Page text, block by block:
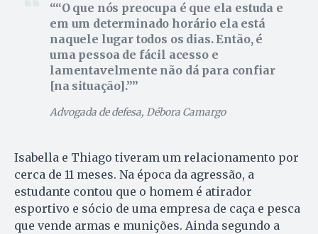
“O que nós preocupa é que ela estuda e
em um determinado horário ela está
naquele lugar todos os dias. Então, é
uma pessoa de fácil acesso e
lamentavelmente não dá para confiar
[na situação].”
Advogada de defesa, Débora Camargo
Isabella e Thiago tiveram um relacionamento por
cerca de 11 meses. Na época da agressão, a
estudante contou que o homem é atirador
esportivo e sócio de uma empresa de caça e pesca
que vende armas e munições. Ainda segundo a